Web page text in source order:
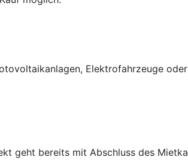
Elektrofahrzeuge
geht bereits mit Abschluss des